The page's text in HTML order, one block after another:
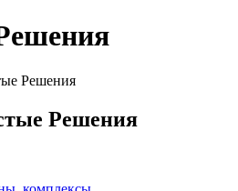
Решения
Решения